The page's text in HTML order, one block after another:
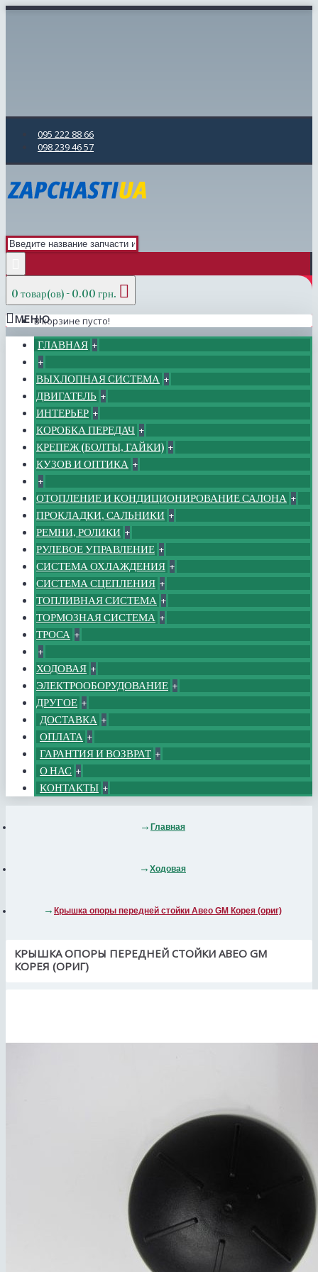
095 222 88 66
098 239 46 57
0 товар(ов) - 0.00 грн.
В корзине пусто!
МЕНЮ
ГЛАВНАЯ +
+
ВЫХЛОПНАЯ СИСТЕМА +
ДВИГАТЕЛЬ +
ИНТЕРЬЕР +
КОРОБКА ПЕРЕДАЧ +
КРЕПЕЖ (БОЛТЫ, ГАЙКИ) +
КУЗОВ И ОПТИКА +
+
ОТОПЛЕНИЕ И КОНДИЦИОНИРОВАНИЕ САЛОНА +
ПРОКЛАДКИ, САЛЬНИКИ +
РЕМНИ, РОЛИКИ +
РУЛЕВОЕ УПРАВЛЕНИЕ +
СИСТЕМА ОХЛАЖДЕНИЯ +
СИСТЕМА СЦЕПЛЕНИЯ +
ТОПЛИВНАЯ СИСТЕМА +
ТОРМОЗНАЯ СИСТЕМА +
ТРОСА +
+
ХОДОВАЯ +
ЭЛЕКТРООБОРУДОВАНИЕ +
ДРУГОЕ +
ДОСТАВКА +
ОПЛАТА +
ГАРАНТИЯ И ВОЗВРАТ +
О НАС +
КОНТАКТЫ +
Главная
Ходовая
Крышка опоры передней стойки Авео GM Корея (ориг)
КРЫШКА ОПОРЫ ПЕРЕДНЕЙ СТОЙКИ АВЕО GM
КОРЕЯ (ОРИГ)